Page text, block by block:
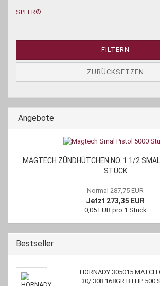
SPEER®
FILTERN
ZURÜCKSETZEN
Angebote
MAGTECH ZÜNDHÜTCHEN NO. 1 1/2
STÜCK
Normal 287,75 EUR
Jetzt 273,35 EUR
0,05 EUR pro 1 Stück
Bestseller
HORNADY 305015 MATCH
.30/.308 168GR BTHP 500